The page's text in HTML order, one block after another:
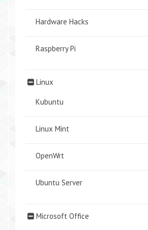
Hardware Hacks
Raspberry Pi
Linux
Kubuntu
Linux Mint
OpenWrt
Ubuntu Server
Microsoft Office